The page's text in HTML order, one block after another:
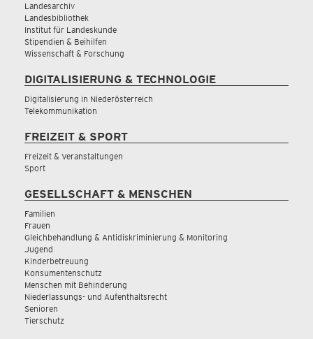
Landesarchiv
Landesbibliothek
Institut für Landeskunde
Stipendien & Beihilfen
Wissenschaft & Forschung
DIGITALISIERUNG & TECHNOLOGIE
Digitalisierung in Niederösterreich
Telekommunikation
FREIZEIT & SPORT
Freizeit & Veranstaltungen
Sport
GESELLSCHAFT & MENSCHEN
Familien
Frauen
Gleichbehandlung & Antidiskriminierung & Monitoring
Jugend
Kinderbetreuung
Konsumentenschutz
Menschen mit Behinderung
Niederlassungs- und Aufenthaltsrecht
Senioren
Tierschutz